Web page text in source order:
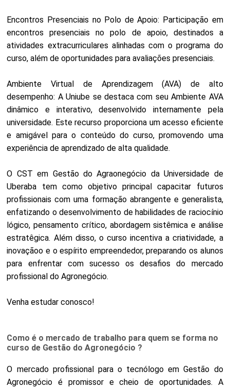
Encontros Presenciais no Polo de Apoio: Participação em
encontros presenciais no polo de apoio, destinados a
atividades extracurriculares alinhadas com o programa do
curso, além de oportunidades para avaliações presenciais.
Ambiente Virtual de Aprendizagem (AVA) de alto
desempenho: A Uniube se destaca com seu Ambiente AVA
dinâmico e interativo, desenvolvido internamente pela
universidade. Este recurso proporciona um acesso eficiente
e amigável para o conteúdo do curso, promovendo uma
experiência de aprendizado de alta qualidade.
O CST em Gestão do Agraonegócio da Universidade de
Uberaba tem como objetivo principal capacitar futuros
profissionais com uma formação abrangente e generalista,
enfatizando o desenvolvimento de habilidades de raciocínio
lógico, pensamento crítico, abordagem sistêmica e análise
estratêgica. Além disso, o curso incentiva a criatividade, a
inovaçãoo e o espírito empreendedor, preparando os alunos
para enfrentar com sucesso os desafios do mercado
profissional do Agronegócio.
Venha estudar conosco!
Como é o mercado de trabalho para quem se forma no
curso de Gestão do Agronegócio ?
O mercado profissional para o tecnólogo em Gestão do
Agronegócio é promissor e cheio de oportunidades. A